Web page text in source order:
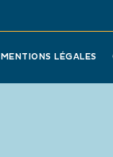
MENTIONS LÉGALES